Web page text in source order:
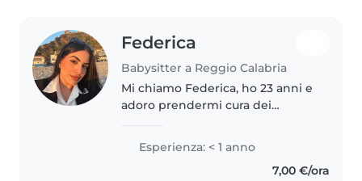
Federica
Babysitter a Reggio Calabria
Mi chiamo Federica, ho 23 anni e
adoro prendermi cura dei
premurosa, paziente e dolce,
sempre attenta ai bisogni dei più
piccoli. Mi piace creare un
Esperienza: < 1 anno
7,00 €/ora